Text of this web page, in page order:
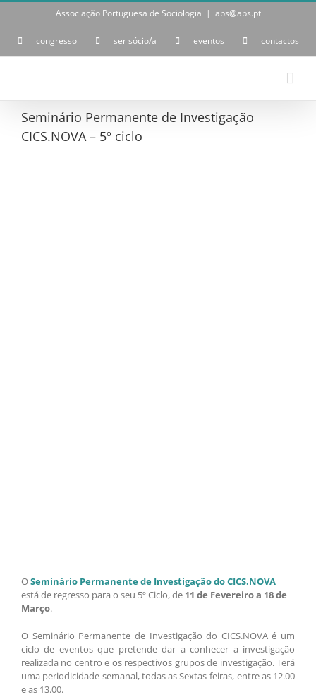
Skip
Associação Portuguesa de Sociologia | aps@aps.pt
congresso ser sócio/a eventos contactos
Seminário Permanente de Investigação
CICS.NOVA – 5º ciclo
OSeminário Permanente de Investigação do CICS.NOVA
está de regresso para o seu 5º Ciclo, de 11 de Fevereiro a 18 de
Março.
O Seminário Permanente de Investigação do CICS.NOVA é um
ciclo de eventos que pretende dar a conhecer a investigação
realizada no centro e os respectivos grupos de investigação. Terá
uma periodicidade semanal, todas as Sextas-feiras, entre as 12.00
e as 13.00.